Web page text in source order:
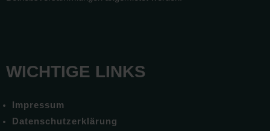
WICHTIGE LINKS
Impressum
Datenschutzerklärung